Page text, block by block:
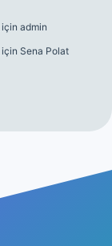
için admin
için Sena Polat